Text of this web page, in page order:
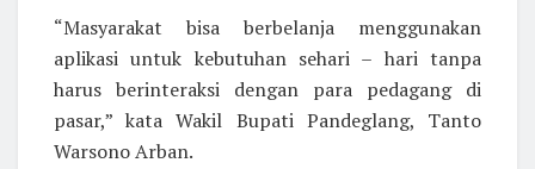
“Masyarakat bisa berbelanja menggunakan
aplikasi untuk kebutuhan sehari – hari tanpa
harus berinteraksi dengan para pedagang di
pasar,” kata Wakil Bupati Pandeglang, Tanto
Warsono Arban.